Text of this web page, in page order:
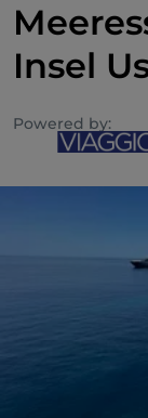
Insel
Powered by: